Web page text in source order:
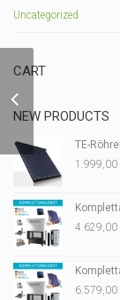
Uncategorized
CART
NEW PRODUCTS
TE-
1.999,00
4.629,00
6.579,00